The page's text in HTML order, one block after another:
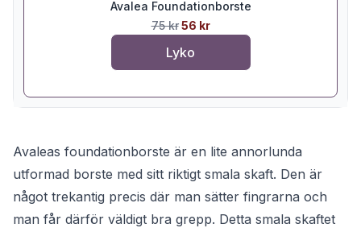
Avalea Foundationborste
75 kr 56 kr
Lyko
Avaleas foundationborste är en lite annorlunda
utformad borste med sitt riktigt smala skaft. Den är
något trekantig precis där man sätter fingrarna och
man får därför väldigt bra grepp. Detta smala skaftet